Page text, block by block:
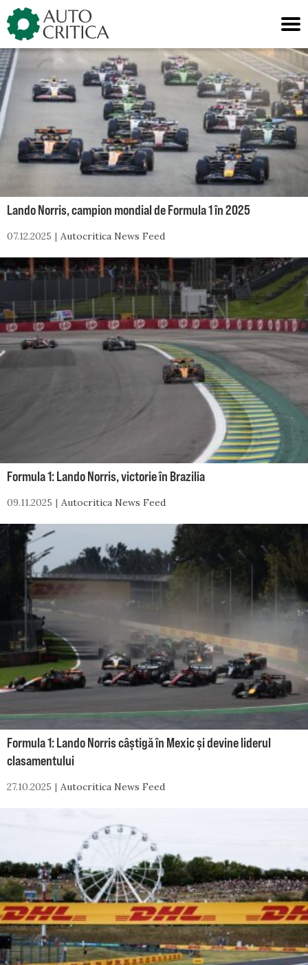
Skip
to
content
Lando Norris, campion mondial de Formula 1 în 2025
07.12.2025 Autocritica News Feed
Formula 1: Lando Norris, victorie în Brazilia
09.11.2025 Autocritica News Feed
Formula 1: Lando Norris câștigă în Mexic și devine liderul
clasamentului
27.10.2025 Autocritica News Feed